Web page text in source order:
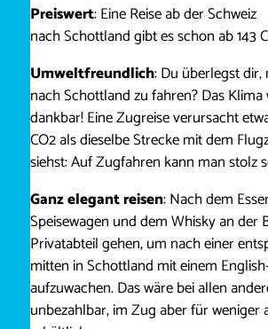
Preiswert: Eine Reise ab der Schweiz
nach Schottland gibt es schon ab 143
Umweltfreundlich: Du überlegst
nach Schottland zu fahren? Das
dankbar! Eine Zugreise verursacht
CO2 als dieselbe Strecke mit dem
siehst: Auf Zugfahren kann man stolz
Ganz elegant reisen: Nach dem
Speisewagen und dem Whisky an der
Privatabteil gehen, um nach einer
mitten in Schottland mit einem
aufzuwachen. Das wäre bei allen
unbezahlbar, im Zug aber für weniger